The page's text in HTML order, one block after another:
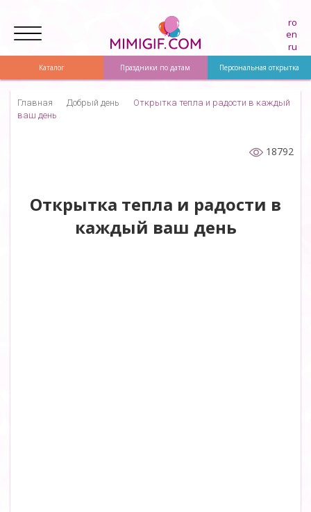
ru
ro
en
Каталог Праздники по датам Персональная открытка
Главная Добрый день
Открытка тепла и радости в каждый
ваш день
18792
Открытка тепла и радости в
каждый ваш день